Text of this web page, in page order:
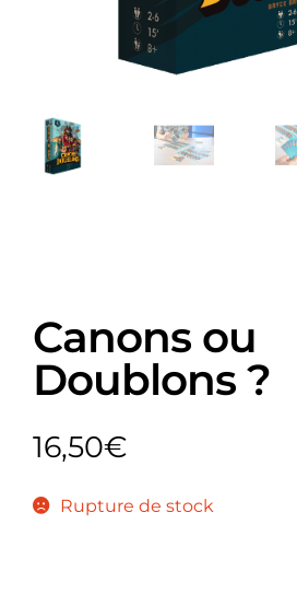
Canons ou
Doublons ?
16,50€
Rupture de stock